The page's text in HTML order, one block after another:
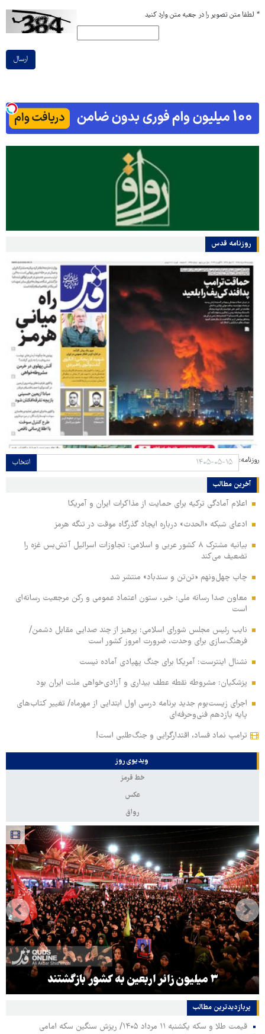
* لطفا متن تصویر را در جعبه متن وارد کنید
ارسال
روزنامه قدس
روزنامه: انتخاب
آخرین مطالب
اعلام آمادگی ترکیه برای حمایت از مذاکرات ایران و آمریکا
ادعای شبکه «الحدث» درباره ایجاد گذرگاه موقت در تنگه هرمز
بیانیه مشترک ۸ کشور عربی و اسلامی: تجاوزات اسرائیل آتش‌بس غزه را
تضعیف می‌کند
چاپ چهل‌ونهم «تن‌تن و سندباد» منتشر شد
معاون صدا رسانه ملی: خبر، ستون اعتماد عمومی و رکن مرجعیت رسانه‌ای
است
نایب رئیس مجلس شورای اسلامی: پرهیز از چند صدایی مقابل دشمن/
فرهنگ‌سازی برای وحدت، ضرورت امروز کشور است
نشنال اینترست: آمریکا برای جنگ پهپادی آماده نیست
پزشکیان: مشروطه نقطه عطف بیداری و آزادی‌خواهی ملت ایران بود
اجرای زیست‌بوم جدید برنامه درسی اول ابتدایی از مهرماه/ تغییر کتاب‌های
پایه یازدهم فنی‌وحرفه‌ای
ترامپ نماد فساد، اقتدارگرایی و جنگ‌طلبی است!
ویدیوی روز
خط قرمز
عکس
رواق
۳ میلیون زائر اربعین به کشور بازگشتند
پربازدیدترین‌ مطالب
قیمت طلا و سکه یکشنبه ۱۱ مرداد ۱۴۰۵/ ریزش سنگین سکه امامی